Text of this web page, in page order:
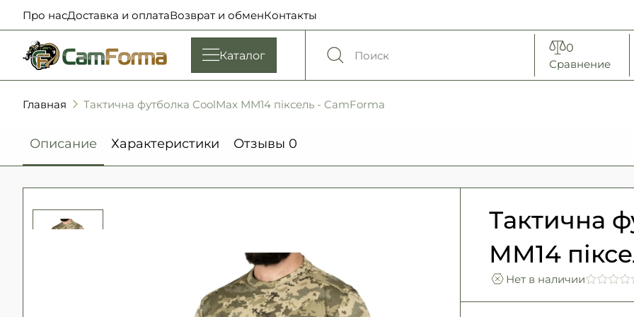
Про насДоставка и оплатаВозврат и обменКонтакты
Каталог
0
Сравнение
Главная Тактична футболка CoolMax ММ14 піксель - CamForma
Описание Характеристики Отзывы 0
Тактична
ММ14
Нет в наличии